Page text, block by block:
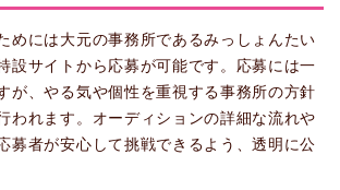
めには大元の事務所であるみっしょんたい
設サイトから応募が可能です。応募には一
が、やる気や個性を重視する事務所の方針
われます。オーディションの詳細な流れや
募者が安心して挑戦できるよう、透明に公